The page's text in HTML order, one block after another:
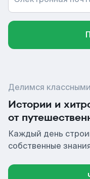
Делимся
Истории и
от
Каждый день
собственные